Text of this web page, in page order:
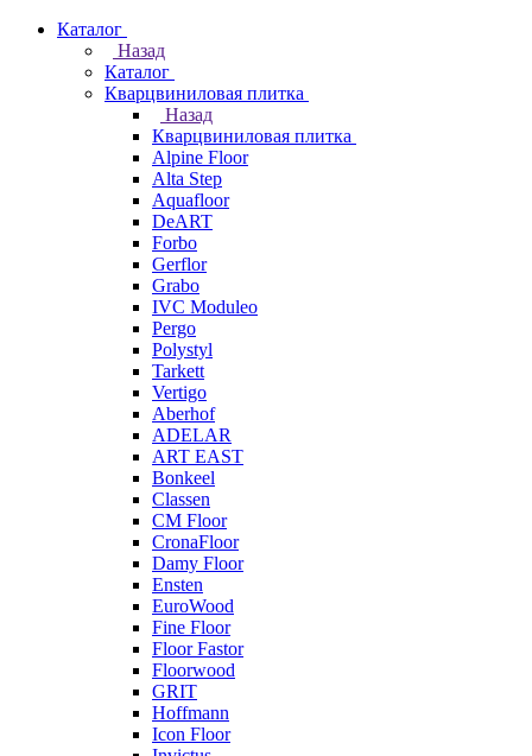
Каталог
Назад
Каталог
Кварцвиниловая плитка
Назад
Кварцвиниловая плитка
Alpine Floor
Alta Step
Aquafloor
DeART
Forbo
Gerflor
Grabo
IVC Moduleo
Pergo
Polystyl
Tarkett
Vertigo
Aberhof
ADELAR
ART EAST
Bonkeel
Classen
CM Floor
CronaFloor
Damy Floor
Ensten
EuroWood
Fine Floor
Floor Fastor
Floorwood
GRIT
Hoffmann
Icon Floor